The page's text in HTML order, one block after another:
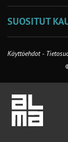
SUOSITUT
Käyttöehdot -